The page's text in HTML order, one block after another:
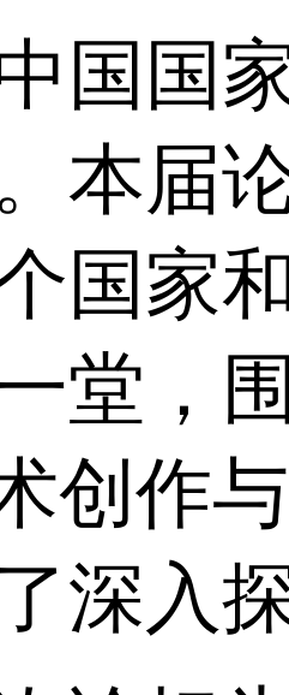
国家
本届
国家
堂，
创作
深入